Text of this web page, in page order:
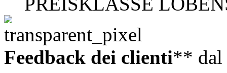
Feedback dei clienti** dal